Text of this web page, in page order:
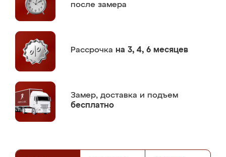
после замера
Рассрочка на 3, 4, 6 месяцев
Замер, доставка и подъем
бесплатно